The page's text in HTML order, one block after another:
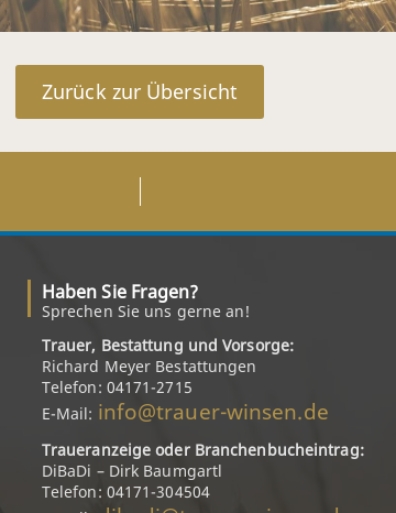
Zurück zur Übersicht
Haben Sie Fragen?
Sprechen Sie uns gerne an!
Trauer, Bestattung und Vorsorge:
Richard Meyer Bestattungen
Telefon: 04171-2715
E-Mail: info@trauer-winsen.de
Traueranzeige oder Branchenbucheintrag:
DiBaDi – Dirk Baumgartl
Telefon: 04171-304504